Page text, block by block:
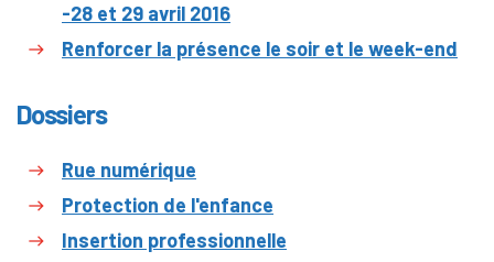
-28 et 29 avril 2016
Renforcer la présence le soir et le week-end
Dossiers
Rue numérique
Protection de l'enfance
Insertion professionnelle